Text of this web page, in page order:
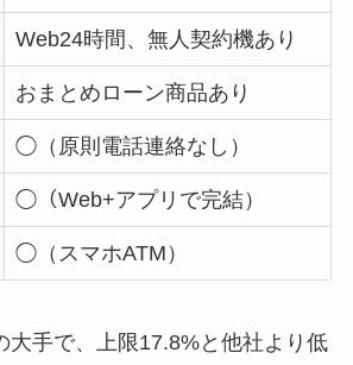
Web24時間、無人契約機あり
おまとめローン商品あり
◯（原則電話連絡なし）
◯（Web+アプリで完結）
◯（スマホATM）
大手で、上限17.8%と他社より低